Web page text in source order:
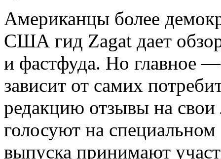
Американцы более
США гид Zagat дает
и фастфуда. Но главное
зависит от самих
редакцию отзывы на
голосуют на
выпуска принимают